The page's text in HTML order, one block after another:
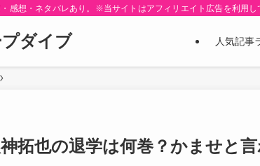
感想・ネタバレあり。※当サイトはアフィリエイト広告を利用し
ダイブ 人気記事
神拓也の退学は何巻？かませと